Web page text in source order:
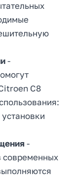
-
C8
-
современных